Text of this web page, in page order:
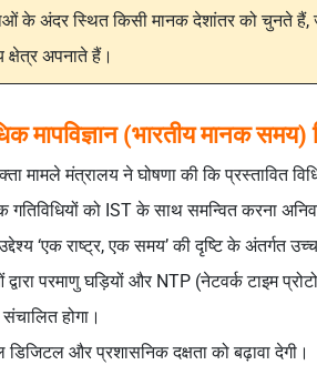
के अंदर स्थित किसी मानक देशांतर को चुनते
अपनाते हैं।
मापविज्ञान (भारतीय मानक समय)
मामले मंत्रालयने घोषणा की कि प्रस्तावित
गतिविधियों को IST के साथ समन्वित करना
‘एक राष्ट्र, एक समय’की दृष्टि के अंतर्गत
द्वारापरमाणु घड़ियों और NTP (नेटवर्क टाइम
होगा।
डिजिटल और प्रशासनिक दक्षताको बढ़ावा देगी।